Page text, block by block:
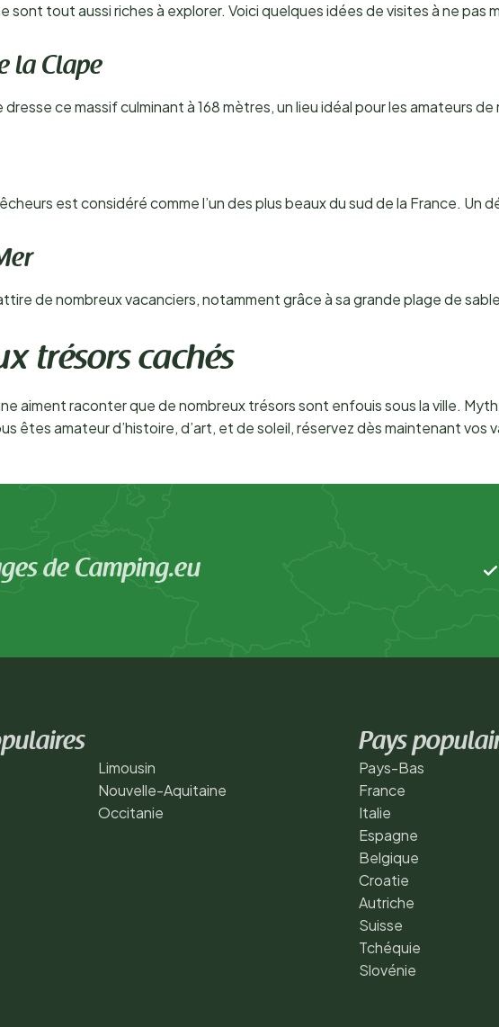
sont tout aussi riches à explorer. Voici quelques idées de visites à ne pas
la Clape
dresse ce massif culminant à 168 mètres, un lieu idéal pour les amateurs
est considéré comme l’un des plus beaux du sud de la France. Un
de nombreux vacanciers, notamment grâce à sa grande plage de
trésors cachés
aiment raconter que de nombreux trésors sont enfouis sous la ville.
êtes amateur d’histoire, d’art, et de soleil, réservez dès maintenant vos
de Camping.eu
Limousin
Nouvelle-Aquitaine
Occitanie
Pays
Pays-Bas
France
Italie
Espagne
Belgique
Croatie
Autriche
Suisse
Tchéquie
Slovénie